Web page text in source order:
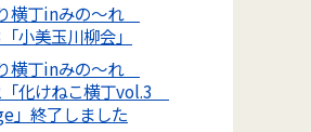
横丁inみの～れ
小美玉川柳会」
横丁inみの～れ
化けねこ横丁vol.3
」終了しました